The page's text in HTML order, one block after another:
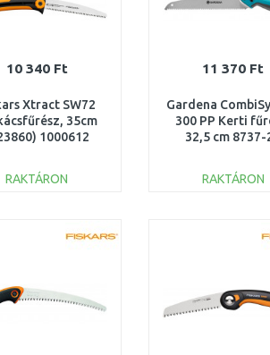
10 340 Ft
Xtract SW72
35cm
1000612
RAKTÁRON
Összehasonlítás
11 370 Ft
Gardena
300 PP Kerti
32,5 cm 8737-
RAKTÁRON